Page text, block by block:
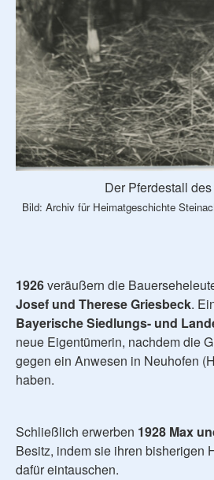
Der Pferdestall
Bild: Archiv für Heimatgeschichte
1926veräußern die
Josef und Therese Griesbeck.
Bayerische Siedlungs- und
neue Eigentümerin, nachdem die
gegen ein Anwesen in Neuhofen
haben.
Schließlich erwerben 1928 Max
Besitz, indem sie ihren bisherigen
dafür eintauschen.